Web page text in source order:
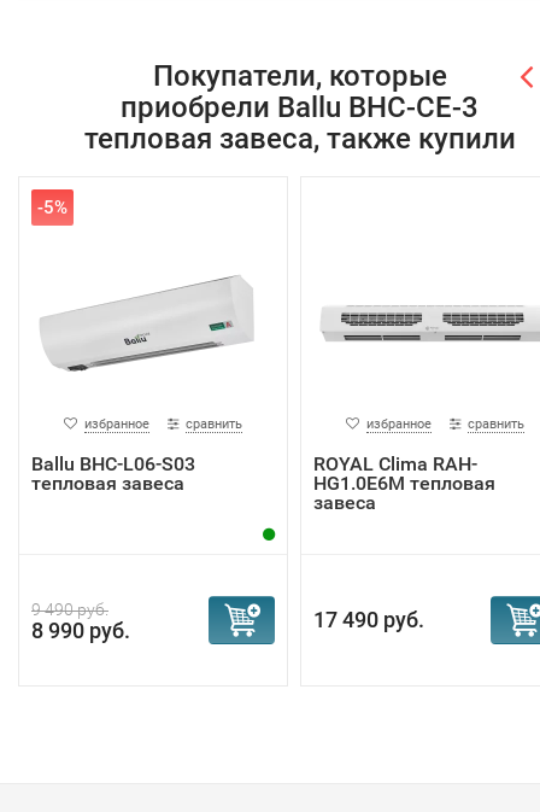
Покупатели, которые
приобрели Ballu BHC-CE-3
тепловая завеса, также купили
-5%
избранное сравнить
Ballu BHC-L06-S03
тепловая завеса
9 490 руб.
8 990 руб.
избранное сравнить
ROYAL Clima RAH-
HG1.0E6M тепловая
завеса
17 490 руб.